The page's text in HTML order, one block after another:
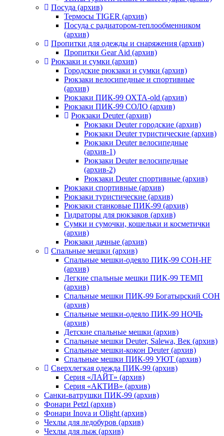
Посуда (архив)
Термосы TIGER (архив)
Посуда с радиатором-теплообменником
(архив)
Пропитки для одежды и снаряжения (архив)
Пропитки Gear Aid (архив)
Рюкзаки и сумки (архив)
Городские рюкзаки и сумки (архив)
Рюкзаки велосипедные и спортивные
(архив)
Рюкзаки ПИК-99 ОХТА-old (архив)
Рюкзаки ПИК-99 СОЛО (архив)
Рюкзаки Deuter (архив)
Рюкзаки Deuter городские (архив)
Рюкзаки Deuter туристические (архив)
Рюкзаки Deuter велосипедные
(архив-1)
Рюкзаки Deuter велосипедные
(архив-2)
Рюкзаки Deuter спортивные (архив)
Рюкзаки спортивные (архив)
Рюкзаки туристические (архив)
Рюкзаки станковые ПИК-99 (архив)
Гидраторы для рюкзаков (архив)
Сумки и сумочки, кошельки и косметички
(архив)
Рюкзаки дачные (архив)
Спальные мешки (архив)
Спальные мешки-одеяло ПИК-99 СОН-HF
(архив)
Легкие спальные мешки ПИК-99 ТЕМП
(архив)
Спальные мешки ПИК-99 Богатырский СОН
(архив)
Спальные мешки-одеяло ПИК-99 НОЧЬ
(архив)
Детские спальные мешки (архив)
Спальные мешки Deuter, Salewa, Век (архив)
Спальные мешки-кокон Deuter (архив)
Спальные мешки ПИК-99 УЮТ (архив)
Сверхлегкая одежда ПИК-99 (архив)
Серия «ЛАЙТ» (архив)
Серия «АКТИВ» (архив)
Санки-ватрушки ПИК-99 (архив)
Фонари Petzl (архив)
Фонари Inova и Olight (архив)
Чехлы для ледобуров (архив)
Чехлы для лыж (архив)